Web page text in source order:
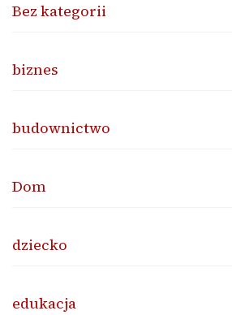
Bez kategorii
biznes
budownictwo
Dom
dziecko
edukacja